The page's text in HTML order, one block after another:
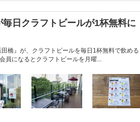
日クラフトビールが1杯無料に
橋』が、クラフトビールを毎日1杯無料で飲める
員になるとクラフトビールを月曜...